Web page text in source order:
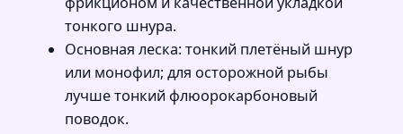
тонкого шнура.
Основная леска: тонкий плетёный шнур
или монофил; для осторожной рыбы
лучше тонкий флюорокарбоновый
поводок.